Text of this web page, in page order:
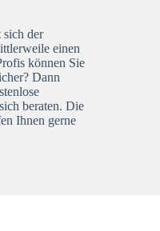
sich der
einen
können Sie
Dann
beraten. Die
Ihnen gerne